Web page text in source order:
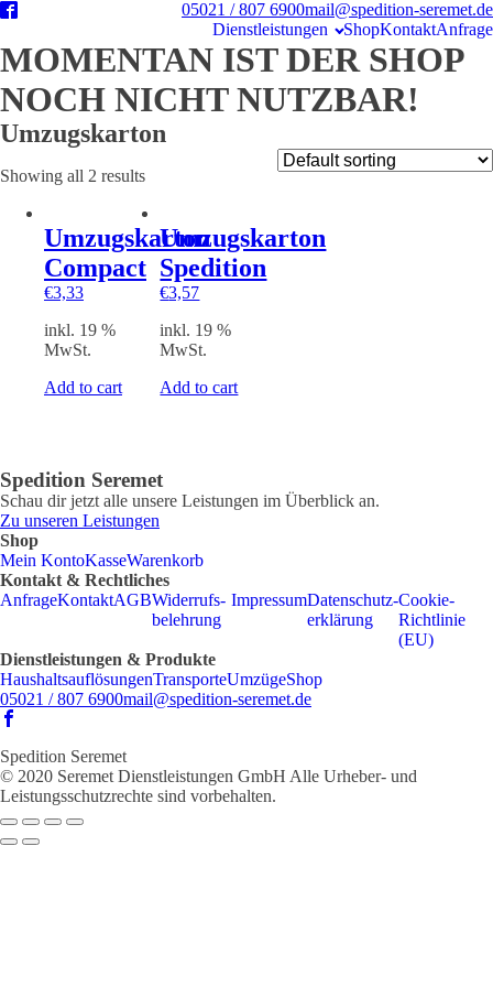
05021 / 807 6900mail@spedition-seremet.de
Dienst­leistungen
ShopKontaktAnfrage
MOMENTAN IST DER SHOP
NOCH NICHT NUTZBAR!
Umzugskarton
Showing all 2 results
Umzugskarton
Compact
€3,33
inkl. 19 %
MwSt.
Add to cart
Umzugskarton
Spedition
€3,57
inkl. 19 %
MwSt.
Add to cart
Spedition Seremet
Schau dir jetzt alle unsere Leistungen im Überblick an.
Zu unseren Leistungen
Shop
Mein KontoKasseWarenkorb
Kontakt & Rechtliches
AnfrageKontaktAGBWiderrufs­
belehrung
ImpressumDatenschutz­
erklärung
Cookie-
Richtlinie
(EU)
Dienstleistungen & Produkte
Haus­halts­auflösungenTransporteUmzügeShop
05021 / 807 6900mail@spedition-seremet.de
Spedition Seremet
© 2020 Seremet Dienstleistungen GmbH Alle Urheber- und
Leistungsschutzrechte sind vorbehalten.